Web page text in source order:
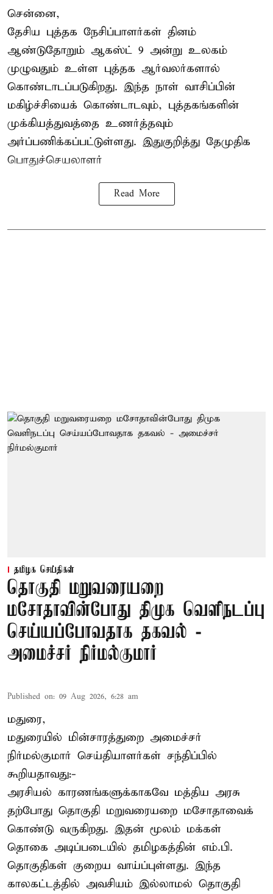
சென்னை,
தேசிய புத்தக நேசிப்பாளர்கள் தினம்
ஆண்டுதோறும் ஆகஸ்ட் 9 அன்று உலகம்
முழுவதும் உள்ள புத்தக ஆர்வலர்களால்
கொண்டாடப்படுகிறது. இந்த நாள் வாசிப்பின்
மகிழ்ச்சியைக் கொண்டாடவும், புத்தகங்களின்
முக்கியத்துவத்தை உணர்த்தவும்
அர்ப்பணிக்கப்பட்டுள்ளது. இதுகுறித்து தேமுதிக
பொதுச்செயலாளர்
Read More
தமிழக செய்திகள்
தொகுதி மறுவரையறை
மசோதாவின்போது திமுக வெளிநடப்பு
செய்யப்போவதாக தகவல் -
அமைச்சர் நிர்மல்குமார்
Published on: 09 Aug 2026, 6:28 am
மதுரை,
மதுரையில் மின்சாரத்துறை அமைச்சர்
நிர்மல்குமார் செய்தியாளர்கள் சந்திப்பில்
கூறியதாவது:-
அரசியல் காரணங்களுக்காகவே மத்திய அரசு
தற்போது தொகுதி மறுவரையறை மசோதாவைக்
கொண்டு வருகிறது. இதன் மூலம் மக்கள்
தொகை அடிப்படையில் தமிழகத்தின் எம்.பி.
தொகுதிகள் குறைய வாய்ப்புள்ளது. இந்த
காலகட்டத்தில் அவசியம் இல்லாமல் தொகுதி